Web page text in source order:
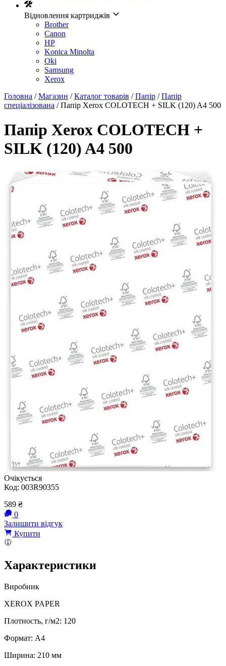
Відновлення картриджів
Brother
Canon
HP
Konica Minolta
Oki
Samsung
Xerox
Головна /Магазин /Каталог товарів /Папір /Папір
спеціалізована / Папір Xerox COLOTECH + SILK (120) A4 500
Папір Xerox COLOTECH +
SILK (120) A4 500
Очікується
Код: 003R90355
589 ₴
0
Залишити відгук
Купити
Характеристики
Виробник
XEROX PAPER
Плотность, г/м2: 120
Формат: A4
Ширина: 210 мм